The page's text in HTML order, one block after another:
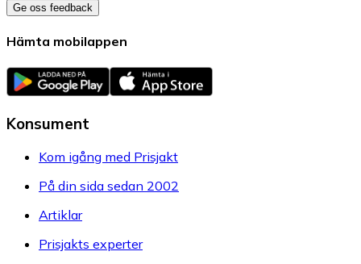
Ge oss feedback
Hämta mobilappen
Konsument
Kom igång med Prisjakt
På din sida sedan 2002
Artiklar
Prisjakts experter